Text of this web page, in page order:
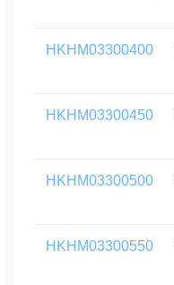
HKHM03300400
HKHM03300450
HKHM03300500
HKHM03300550